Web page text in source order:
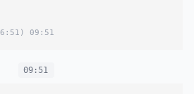
09:51
(06:51 in your timezone)
09:51